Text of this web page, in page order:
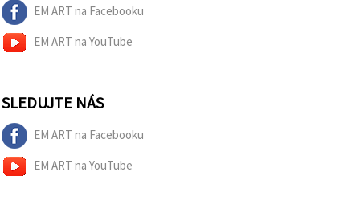
EM ART na Facebooku
EM ART na YouTube
SLEDUJTE NÁS
EM ART na Facebooku
EM ART na YouTube